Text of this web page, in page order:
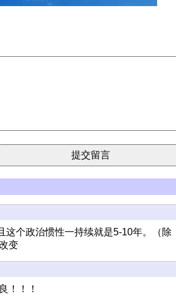
这个政治惯性一持续就是5-10年。（除
变
！！！